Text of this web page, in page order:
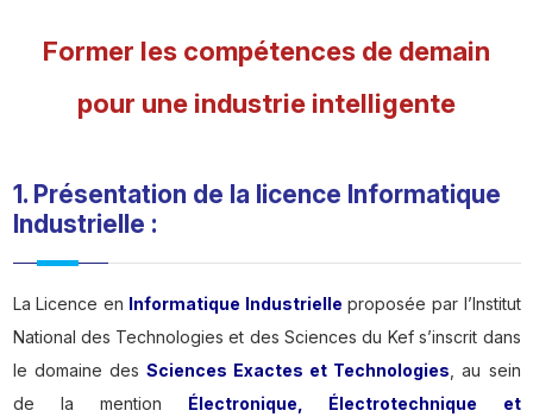
Former les compétences de demain
pour une industrie intelligente
1. Présentation de la licence Informatique
Industrielle :
La Licence en Informatique Industrielle proposée par l’Institut
National des Technologies et des Sciences du Kef s’inscrit dans
le domaine des Sciences Exactes et Technologies , au sein
de la mention Électronique, Électrotechnique et